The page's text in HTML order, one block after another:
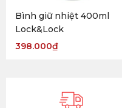
Bình giữ nhiệt 400ml
Lock&Lock
398.000₫